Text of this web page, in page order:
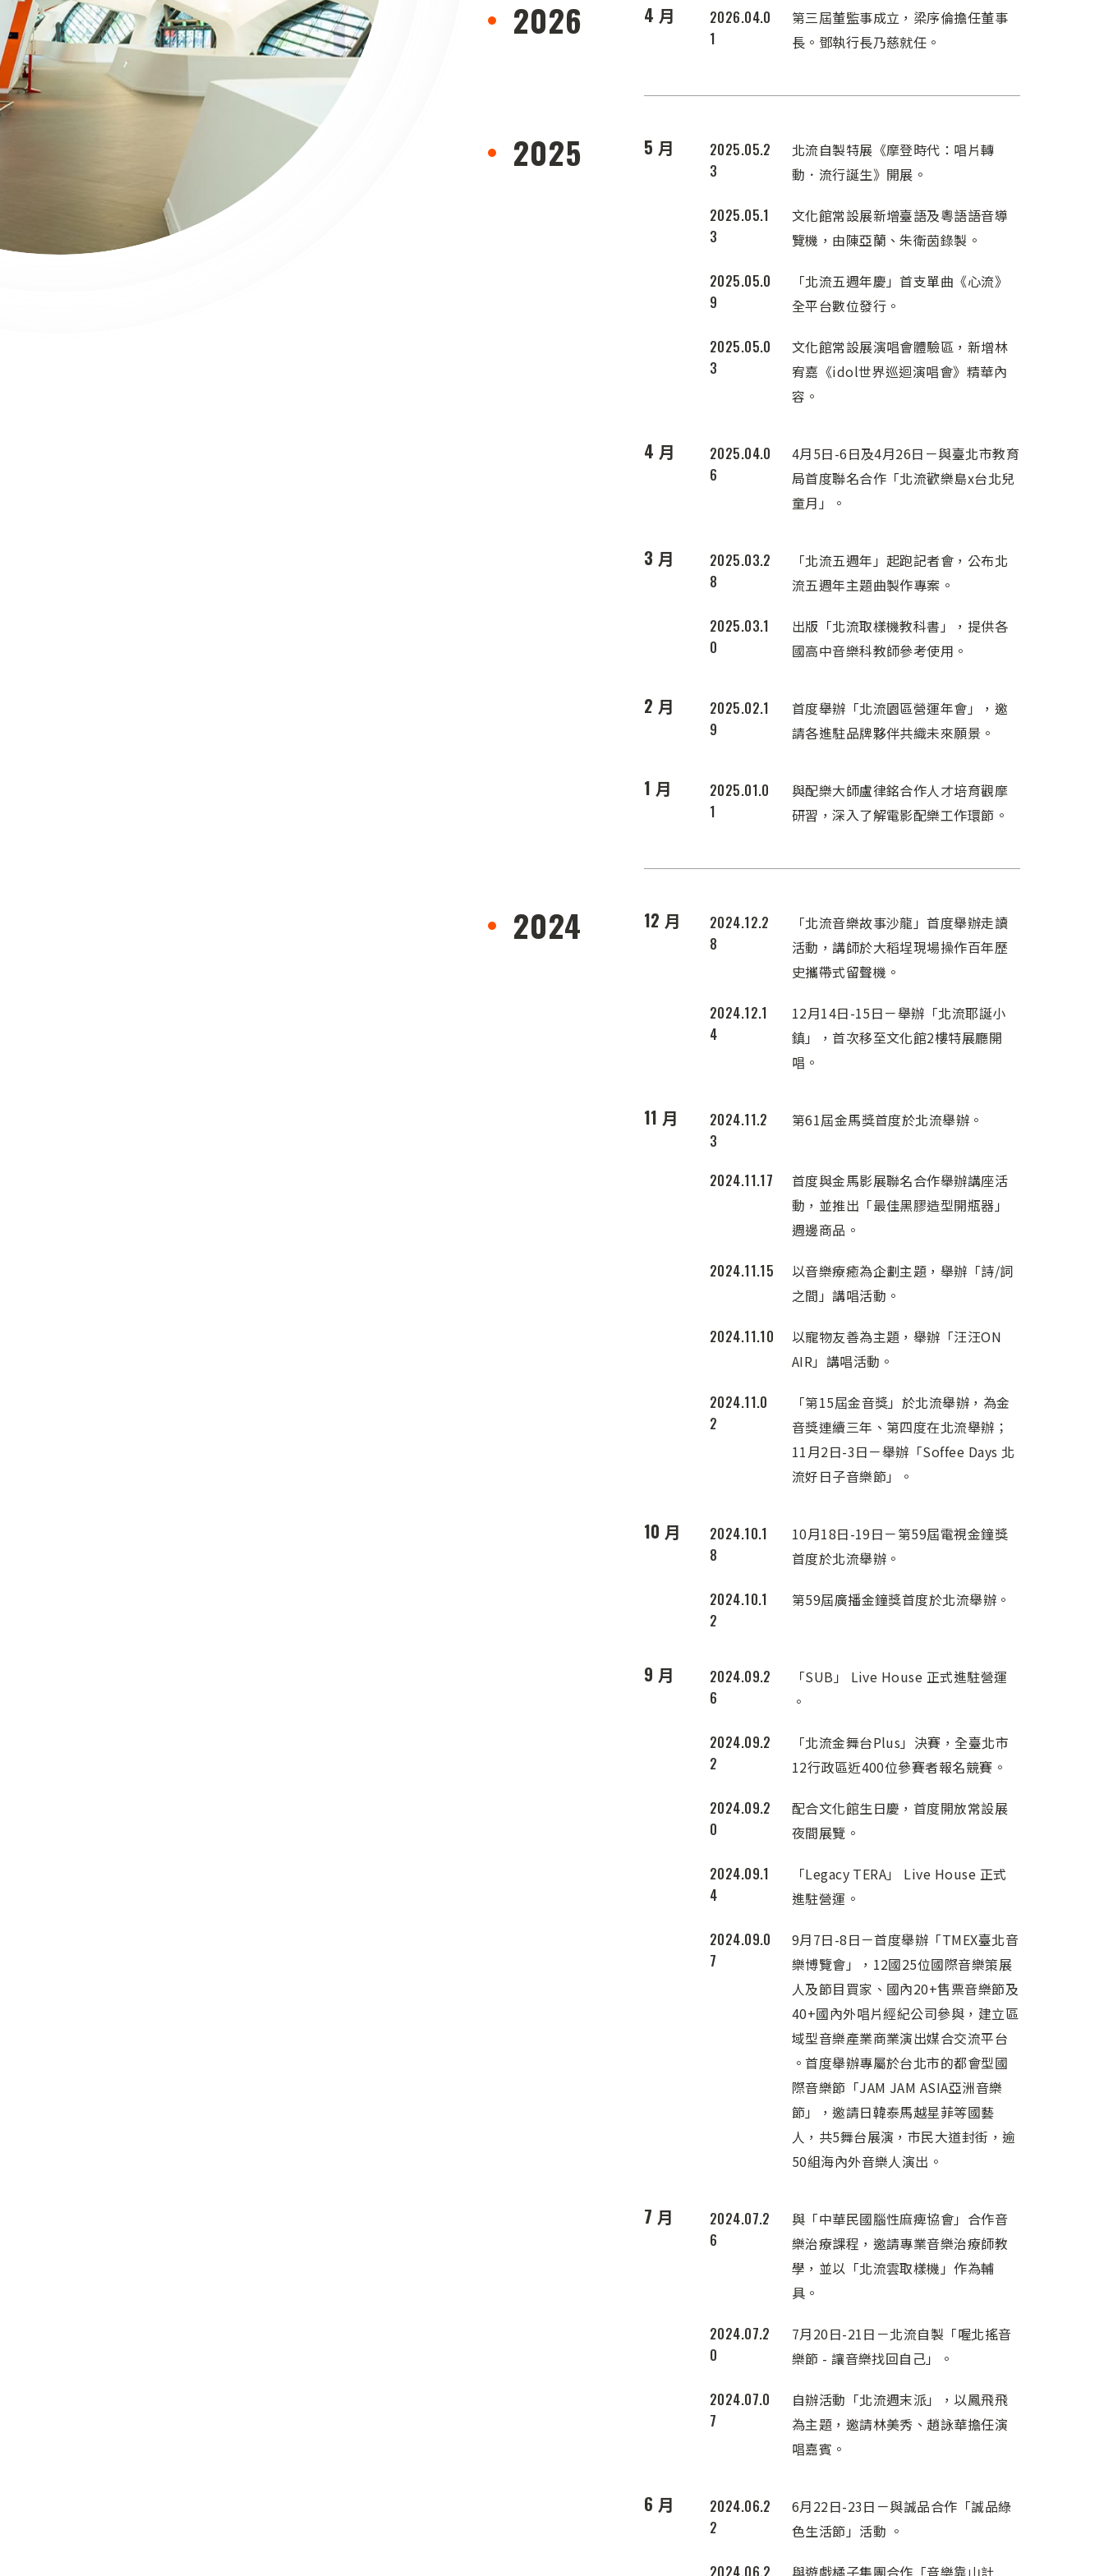
2026 4 月
2026.04.0
1
第三屆董監事成立，梁序倫擔任董事
長。鄧執行長乃慈就任。
2025 5 月
2025.05.2
3
北流自製特展《摩登時代：唱片轉
動．流行誕生》開展。
2025.05.1
3
文化館常設展新增臺語及粵語語音導
覽機，由陳亞蘭、朱衛茵錄製。
2025.05.0
9
「北流五週年慶」首支單曲《心流》
全平台數位發行。
2025.05.0
3
文化館常設展演唱會體驗區，新增林
宥嘉《idol世界巡迴演唱會》精華內
容。
4 月
2025.04.0
6
4月5日-6日及4月26日－與臺北市教育
局首度聯名合作「北流歡樂島x台北兒
童月」。
3 月
2025.03.2
8
「北流五週年」起跑記者會，公布北
流五週年主題曲製作專案。
2025.03.1
0
出版「北流取樣機教科書」，提供各
國高中音樂科教師參考使用。
2 月
2025.02.1
9
首度舉辦「北流園區營運年會」，邀
請各進駐品牌夥伴共織未來願景。
1 月
2025.01.0
1
與配樂大師盧律銘合作人才培育觀摩
研習，深入了解電影配樂工作環節。
2024 12 月
2024.12.2
8
「北流音樂故事沙龍」首度舉辦走讀
活動，講師於大稻埕現場操作百年歷
史攜帶式留聲機。
2024.12.1
4
12月14日-15日－舉辦「北流耶誕小
鎮」，首次移至文化館2樓特展廳開
唱。
11 月
2024.11.2
3
第61屆金馬獎首度於北流舉辦。
2024.11.17
首度與金馬影展聯名合作舉辦講座活
動，並推出「最佳黑膠造型開瓶器」
週邊商品。
2024.11.15
以音樂療癒為企劃主題，舉辦「詩/詞
之間」講唱活動。
2024.11.10
以寵物友善為主題，舉辦「汪汪ON
AIR」講唱活動。
2024.11.0
2
「第15屆金音獎」於北流舉辦，為金
音獎連續三年、第四度在北流舉辦；
11月2日-3日－舉辦「Soffee Days 北
流好日子音樂節」。
10 月
2024.10.1
8
10月18日-19日－第59屆電視金鐘獎
首度於北流舉辦。
2024.10.1
2
第59屆廣播金鐘獎首度於北流舉辦。
9 月
2024.09.2
6
「SUB」 Live House 正式進駐營運
。
2024.09.2
2
「北流金舞台Plus」決賽，全臺北市
12行政區近400位參賽者報名競賽。
2024.09.2
0
配合文化館生日慶，首度開放常設展
夜間展覽。
2024.09.1
4
「Legacy TERA」 Live House 正式
進駐營運。
2024.09.0
7
9月7日-8日－首度舉辦「TMEX臺北音
樂博覽會」，12國25位國際音樂策展
人及節目買家、國內20+售票音樂節及
40+國內外唱片經紀公司參與，建立區
域型音樂產業商業演出媒合交流平台
。首度舉辦專屬於台北市的都會型國
際音樂節「JAM JAM ASIA亞洲音樂
節」，邀請日韓泰馬越星菲等國藝
人，共5舞台展演，市民大道封街，逾
50組海內外音樂人演出。
7 月
2024.07.2
6
與「中華民國腦性麻痺協會」合作音
樂治療課程，邀請專業音樂治療師教
學，並以「北流雲取樣機」作為輔
具。
2024.07.2
0
7月20日-21日－北流自製「喔北搖音
樂節 - 讓音樂找回自己」。
2024.07.0
7
自辦活動「北流週末派」，以鳳飛飛
為主題，邀請林美秀、趙詠華擔任演
唱嘉賓。
6 月
2024.06.2
2
6月22日-23日－與誠品合作「誠品綠
色生活節」活動 。
2024.06.2 與遊戲橘子集團合作「音樂靠山計